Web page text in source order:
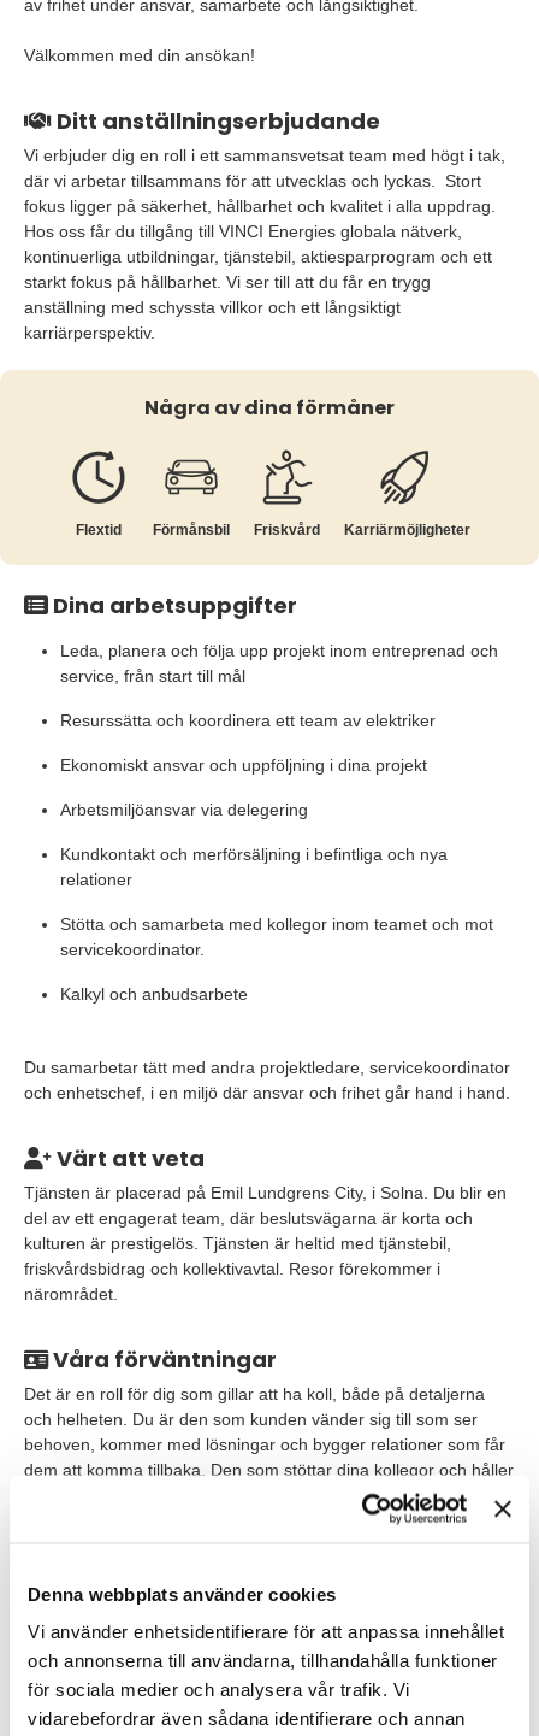
Denna webbplats använder cookies
Vi använder enhetsidentifierare för att anpassa innehållet
och annonserna till användarna, tillhandahålla funktioner
för sociala medier och analysera vår trafik. Vi
vidarebefordrar även sådana identifierare och annan
av frihet under ansvar, samarbete och långsiktighet.
Välkommen med din ansökan!
Ditt anställningserbjudande
Vi erbjuder dig en roll i ett sammansvetsat team med högt i tak,
där vi arbetar tillsammans för att utvecklas och lyckas. Stort
fokus ligger på säkerhet, hållbarhet och kvalitet i alla uppdrag.
Hos oss får du tillgång till VINCI Energies globala nätverk,
kontinuerliga utbildningar, tjänstebil, aktiesparprogram och ett
starkt fokus på hållbarhet. Vi ser till att du får en trygg
anställning med schyssta villkor och ett långsiktigt
karriärperspektiv.
Några av dina förmåner
Flextid Förmånsbil Friskvård Karriär­möjligheter
Dina arbetsuppgifter
Leda, planera och följa upp projekt inom entreprenad och
service, från start till mål
Resurssätta och koordinera ett team av elektriker
Ekonomiskt ansvar och uppföljning i dina projekt
Arbetsmiljöansvar via delegering
Kundkontakt och merförsäljning i befintliga och nya
relationer
Stötta och samarbeta med kollegor inom teamet och mot
servicekoordinator.
Kalkyl och anbudsarbete
Du samarbetar tätt med andra projektledare, servicekoordinator
och enhetschef, i en miljö där ansvar och frihet går hand i hand.
Värt att veta
Tjänsten är placerad på Emil Lundgrens City, i Solna. Du blir en
del av ett engagerat team, där beslutsvägarna är korta och
kulturen är prestigelös. Tjänsten är heltid med tjänstebil,
friskvårdsbidrag och kollektivavtal. Resor förekommer i
närområdet.
Våra förväntningar
Det är en roll för dig som gillar att ha koll, både på detaljerna
och helheten. Du är den som kunden vänder sig till som ser
behoven, kommer med lösningar och bygger relationer som får
dem att komma tillbaka. Den som stöttar dina kollegor och håller
Erfarenhet att leda och driva projekt inom elinstallation.
Är van att arbeta självständigt, prioritera och fatta beslut.
Har god förståelse för projektekonomi, kalkyl,
entreprenadjuridik (AB/ABT)